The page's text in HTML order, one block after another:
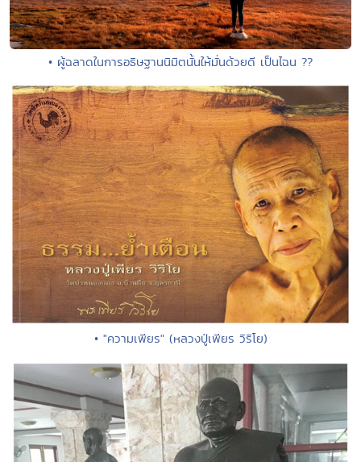
• ผู้ฉลาดในการอธิษฐานนิมิตนั้นให้มั่นด้วยดี เป็นไฉน ??
• "ความเพียร" (หลวงปู่เพียร วิริโย)